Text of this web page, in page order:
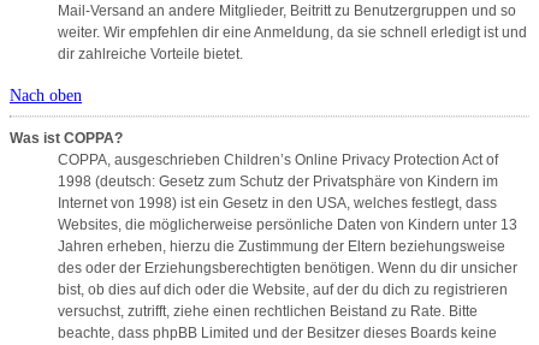
Mail-Versand an andere Mitglieder, Beitritt zu Benutzergruppen und so
weiter. Wir empfehlen dir eine Anmeldung, da sie schnell erledigt ist und
dir zahlreiche Vorteile bietet.
Nach oben
Was ist COPPA?
COPPA, ausgeschrieben Children’s Online Privacy Protection Act of
1998 (deutsch: Gesetz zum Schutz der Privatsphäre von Kindern im
Internet von 1998) ist ein Gesetz in den USA, welches festlegt, dass
Websites, die möglicherweise persönliche Daten von Kindern unter 13
Jahren erheben, hierzu die Zustimmung der Eltern beziehungsweise
des oder der Erziehungsberechtigten benötigen. Wenn du dir unsicher
bist, ob dies auf dich oder die Website, auf der du dich zu registrieren
versuchst, zutrifft, ziehe einen rechtlichen Beistand zu Rate. Bitte
beachte, dass phpBB Limited und der Besitzer dieses Boards keine